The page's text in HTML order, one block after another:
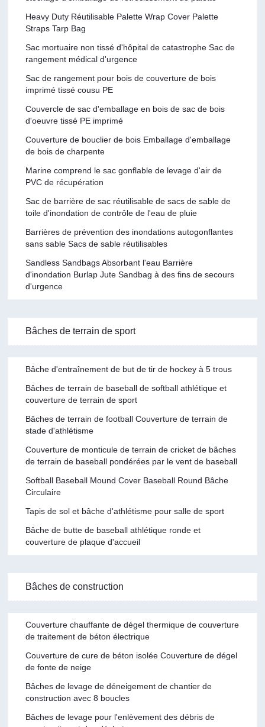
Heavy Duty Réutilisable Palette Wrap Cover Palette
Straps Tarp Bag
Sac mortuaire non tissé d'hôpital de catastrophe Sac de
rangement médical d'urgence
Sac de rangement pour bois de couverture de bois
imprimé tissé cousu PE
Couvercle de sac d'emballage en bois de sac de bois
d'oeuvre tissé PE imprimé
Couverture de bouclier de bois Emballage d'emballage
de bois de charpente
Marine comprend le sac gonflable de levage d'air de
PVC de récupération
Sac de barrière de sac réutilisable de sacs de sable de
toile d'inondation de contrôle de l'eau de pluie
Barrières de prévention des inondations autogonflantes
sans sable Sacs de sable réutilisables
Sandless Sandbags Absorbant l'eau Barrière
d'inondation Burlap Jute Sandbag à des fins de secours
d'urgence
Bâches de terrain de sport
Bâche d'entraînement de but de tir de hockey à 5 trous
Bâches de terrain de baseball de softball athlétique et
couverture de terrain de sport
Bâches de terrain de football Couverture de terrain de
stade d'athlétisme
Couverture de monticule de terrain de cricket de bâches
de terrain de baseball pondérées par le vent de baseball
Softball Baseball Mound Cover Baseball Round Bâche
Circulaire
Tapis de sol et bâche d'athlétisme pour salle de sport
Bâche de butte de baseball athlétique ronde et
couverture de plaque d'accueil
Bâches de construction
Couverture chauffante de dégel thermique de couverture
de traitement de béton électrique
Couverture de cure de béton isolée Couverture de dégel
de fonte de neige
Bâches de levage de déneigement de chantier de
construction avec 8 boucles
Bâches de levage pour l'enlèvement des débris de